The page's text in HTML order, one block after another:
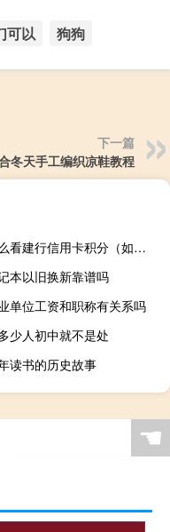
可以 狗狗
下一篇
冬天手工编织凉鞋教程
怎么看建行信用卡积分（如何查询建设银行信用卡的积分累积情况）
本以旧换新靠谱吗
单位工资和职称有关系吗
少人初中就不是处
读书的历史故事
☚